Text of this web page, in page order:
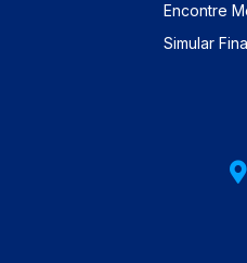
Encontre
Simular